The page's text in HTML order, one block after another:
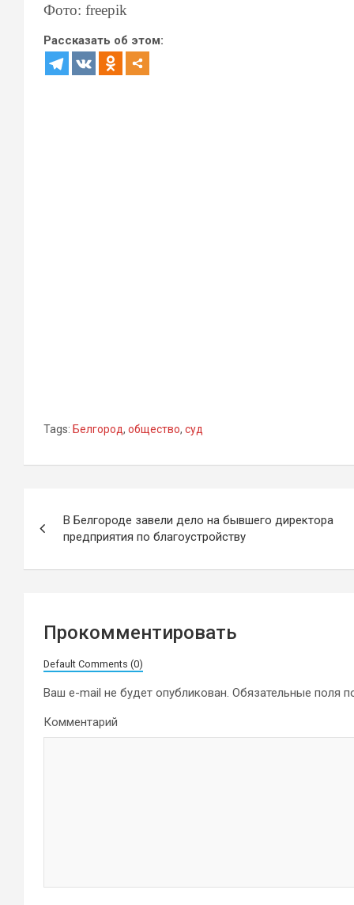
Фото: freepik
Рассказать об этом:
Tags: Белгород, общество, суд
по
записям
В Белгороде завели дело на бывшего директора
предприятия по благоустройству
Прокомментировать
Default Comments (0)
Ваш e-mail не будет опубликован. Обязательные поля
Комментарий